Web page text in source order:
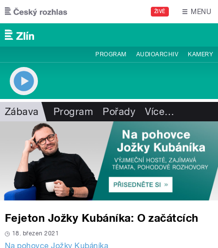
Přejít k hlavnímu obsahu
ŽIVĚ MENU
PROGRAM AUDIOARCHIV KAMERY
Zábava Program Pořady Více…
Fejeton Jožky Kubáníka: O začátcích
18. březen 2021
Na pohovce Jožky Kubáníka